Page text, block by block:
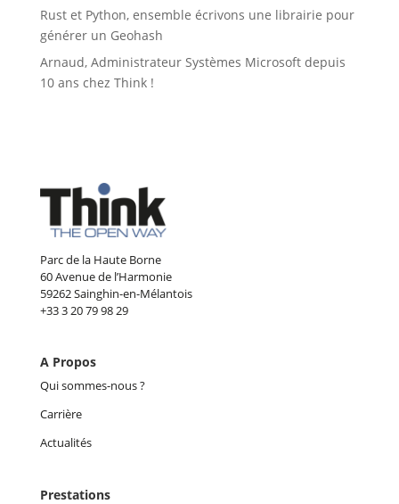
Rust et Python, ensemble écrivons une librairie pour
générer un Geohash
Arnaud, Administrateur Systèmes Microsoft depuis
10 ans chez Think !
Parc de la Haute Borne
60 Avenue de l’Harmonie
59262 Sainghin-en-Mélantois
+33 3 20 79 98 29
A Propos
Qui sommes-nous ?
Carrière
Actualités
Prestations